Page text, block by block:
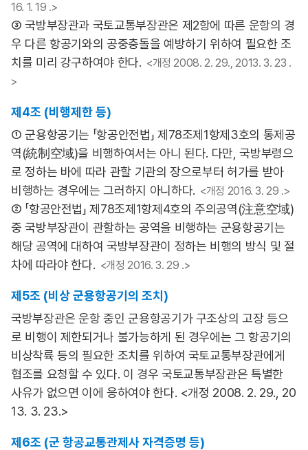
16. 1. 19 .>
③ 국방부장관과 국토교통부장관은 제2항에 따른 운항의 경
우 다른 항공기와의 공중충돌을 예방하기 위하여 필요한 조
치를 미리 강구하여야 한다. <개정 2008. 2. 29., 2013. 3. 23 .
>
제4조 (비행제한 등)
① 군용항공기는 「항공안전법」 제78조제1항제3호의 통제공
역(統制空域)을 비행하여서는 아니 된다. 다만, 국방부령으
로 정하는 바에 따라 관할 기관의 장으로부터 허가를 받아
비행하는 경우에는 그러하지 아니하다. <개정 2016. 3. 29 .>
② 「항공안전법」 제78조제1항제4호의 주의공역(注意空域)
중 국방부장관이 관할하는 공역을 비행하는 군용항공기는
해당 공역에 대하여 국방부장관이 정하는 비행의 방식 및 절
차에 따라야 한다. <개정 2016. 3. 29 .>
제5조 (비상 군용항공기의 조치)
국방부장관은 운항 중인 군용항공기가 구조상의 고장 등으
로 비행이 제한되거나 불가능하게 된 경우에는 그 항공기의
비상착륙 등의 필요한 조치를 위하여 국토교통부장관에게
협조를 요청할 수 있다. 이 경우 국토교통부장관은 특별한
사유가 없으면 이에 응하여야 한다. <개정 2008. 2. 29., 20
13. 3. 23.>
제6조 (군 항공교통관제사 자격증명 등)